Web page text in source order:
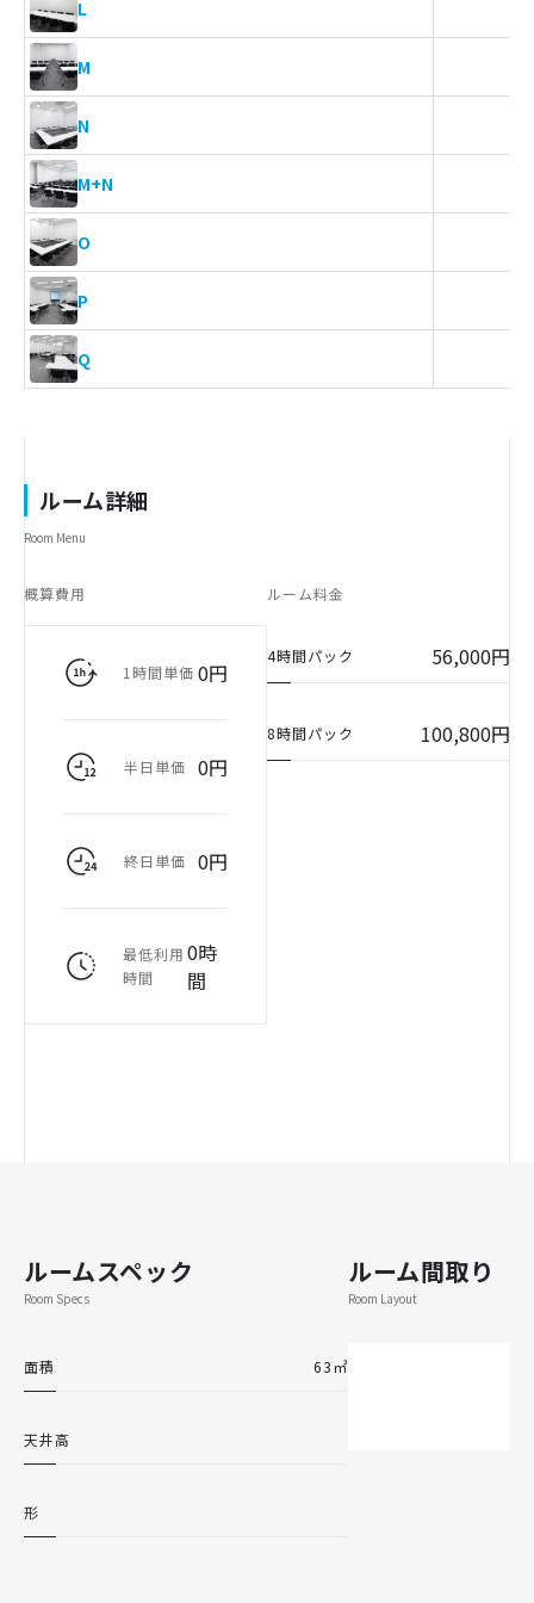
L
M
N
M+N
O
P
Q
ルーム詳細
Room Menu
概算費用
1時間単価 0円
半日単価 0円
終日単価 0円
最低利用
時間
0時
間
ルーム料金
4時間パック 56,000円
8時間パック 100,800円
ルームスペック
Room Specs
面積 63㎡
天井高
形
ルーム間取り
Room Layout